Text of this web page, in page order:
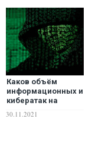
Каков объём
информационных и
кибератак на
30.11.2021